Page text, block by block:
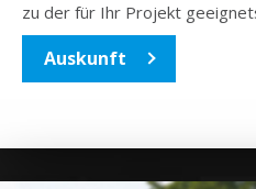
zu der für Ihr Projekt
Auskunft